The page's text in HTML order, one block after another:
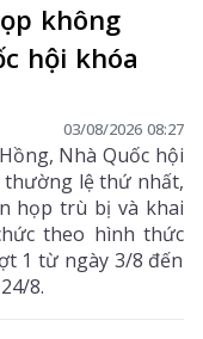
không
hội khóa
03/08/2026 08:27
Nhà Quốc hội
thường lệ thứ nhất,
họp trù bị và khai
theo hình thức
1 từ ngày 3/8 đến
8.